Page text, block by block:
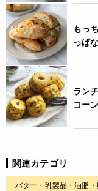
もっ
っぱ
ラン
コーン
関連カテゴリ
バター・乳製品・油脂・